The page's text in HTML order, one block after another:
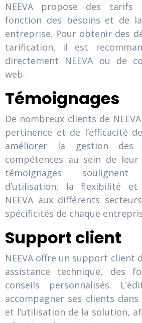
NEEVA propose des tarifs
fonction des besoins et de
entreprise. Pour obtenir des
tarification, il est
directement NEEVA ou de
web.
Témoignages
De nombreux clients de
pertinence et de l’efficacité
améliorer la gestion
compétences au sein de leur
témoignages
d’utilisation, la flexibilité et
NEEVA aux différents
spécificités de chaque
Support client
NEEVA offre un support client
assistance technique, des
conseils personnalisés.
accompagner ses clients
et l’utilisation de la solution,